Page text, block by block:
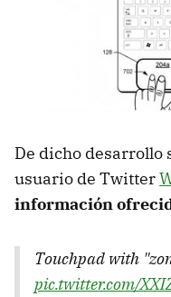
De dicho desarrollo
usuario de Twitter
información
Touchpad with
pic.twitter.com/